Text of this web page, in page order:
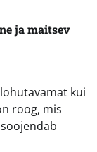
ja maitsev
kui
roog, mis